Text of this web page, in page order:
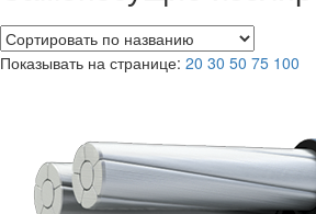
Показывать на странице: 20 30 50 75 100